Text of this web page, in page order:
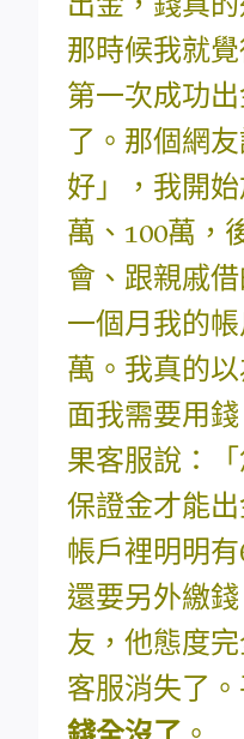
那時候我就
第一次成功
了。那個網
好」，我開
萬、100萬，
會、跟親戚
一個月我的
萬。我真的
面我需要用
果客服說：
保證金才能
帳戶裡明明
還要另外繳
友，他態度
客服消失了。